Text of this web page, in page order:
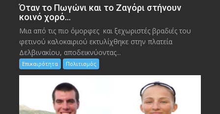
Όταν το Πωγώνι και το Ζαγόρι στήνουν
κοινό χορό…
Μια από τις πιο όμορφες και ξεχωριστές βραδιές του
φετινού καλοκαιριού εκτυλίχθηκε στην πλατεία
Δελβινακίου, αποδεικνύοντας...
Επικαιρότητα Πολιτισμός